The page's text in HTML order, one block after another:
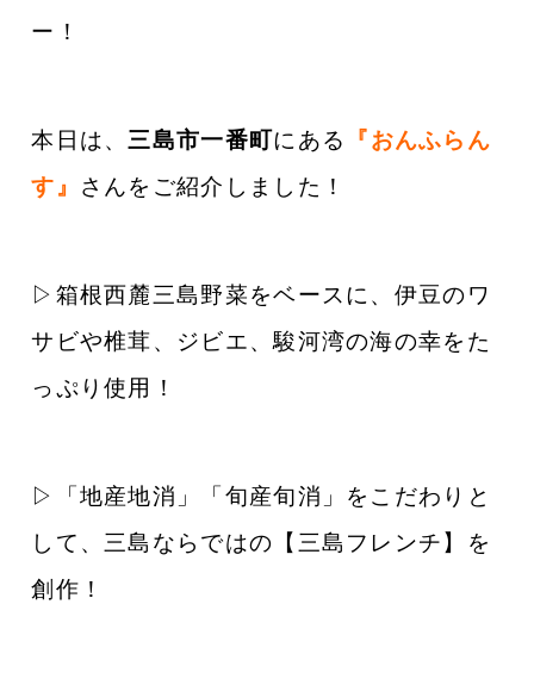
ー！
本日は、 三島市一番町にある
『おんふらん
す』
さんをご紹介しました！
▷箱根西麓三島野菜をベースに、伊豆のワ
サビや椎茸、ジビエ、駿河湾の海の幸をた
っぷり使用！
▷「地産地消」「旬産旬消」をこだわりと
して、三島ならではの【三島フレンチ】を
創作！